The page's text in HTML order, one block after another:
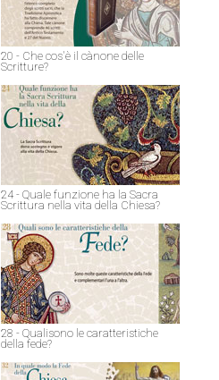
20 - Che cos'è il cànone delle
Scritture?
24 - Quale funzione ha la Sacra
Scrittura nella vita della Chiesa?
28 - Qualisono le caratteristiche
della fede?